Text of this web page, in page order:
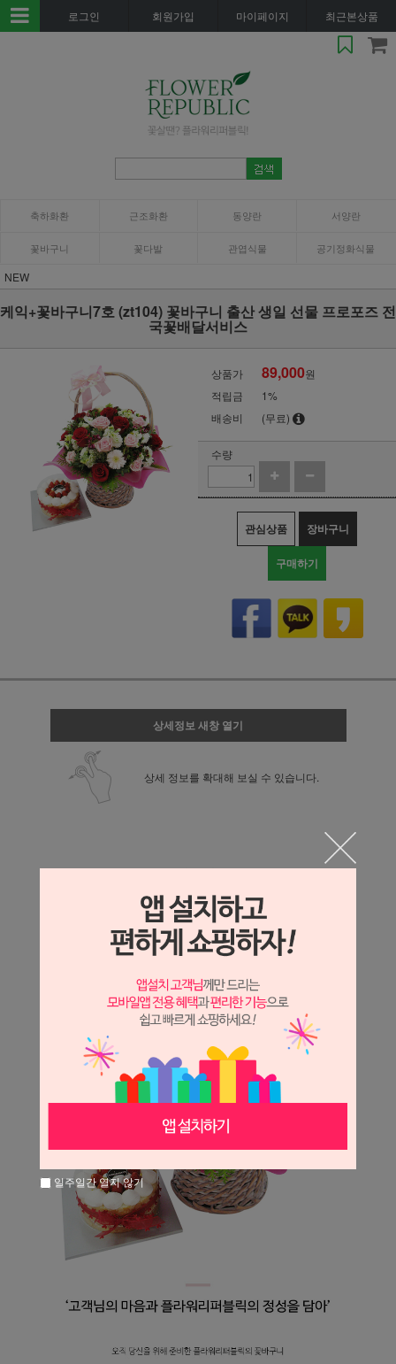
로그인 회원가입 마이페이지 최근본상품
축하화환 근조화환 동양란 서양란
꽃바구니 꽃다발 관엽식물 공기정화식물
NEW
케익+꽃바구니7호 (zt104) 꽃바구니 출산 생일 선물 프로포즈 전
국꽃배달서비스
상품가 89,000원
적립금
1%
배송비
(무료)
수량
관심상품 장바구니
구매하기
상세정보 새창 열기
상세 정보를 확대해 보실 수 있습니다.
일주일간 열지 않기